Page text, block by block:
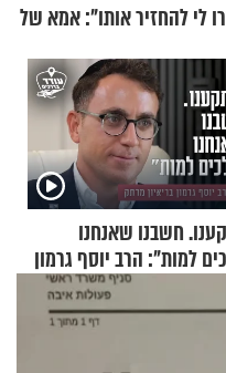
לי להחזיר אותו": אמא של
חשבנו שאנחנו
למות": הרב יוסף גרמון